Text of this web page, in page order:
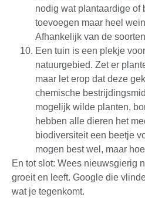
nodig wat plantaardige
toevoegen maar heel
Afhankelijk van de
Een tuin is een plekje
natuurgebied. Zet er
maar let erop dat deze
chemische
mogelijk wilde planten,
hebben alle dieren het
biodiversiteit een beetje
mogen best wel, maar
En tot slot: Wees nieuwsgierig
groeit en leeft. Google die
wat je tegenkomt.